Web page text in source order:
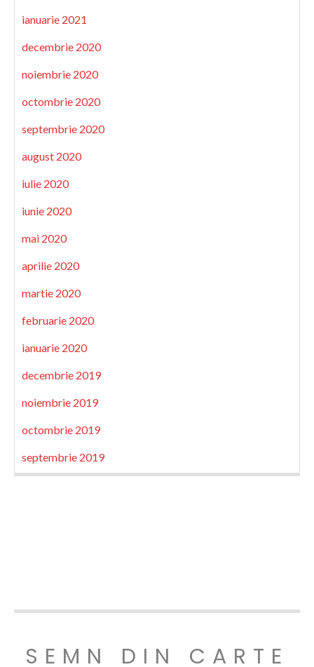
ianuarie 2021
decembrie 2020
noiembrie 2020
octombrie 2020
septembrie 2020
august 2020
iulie 2020
iunie 2020
mai 2020
aprilie 2020
martie 2020
februarie 2020
ianuarie 2020
decembrie 2019
noiembrie 2019
octombrie 2019
septembrie 2019
SEMN DIN CARTE